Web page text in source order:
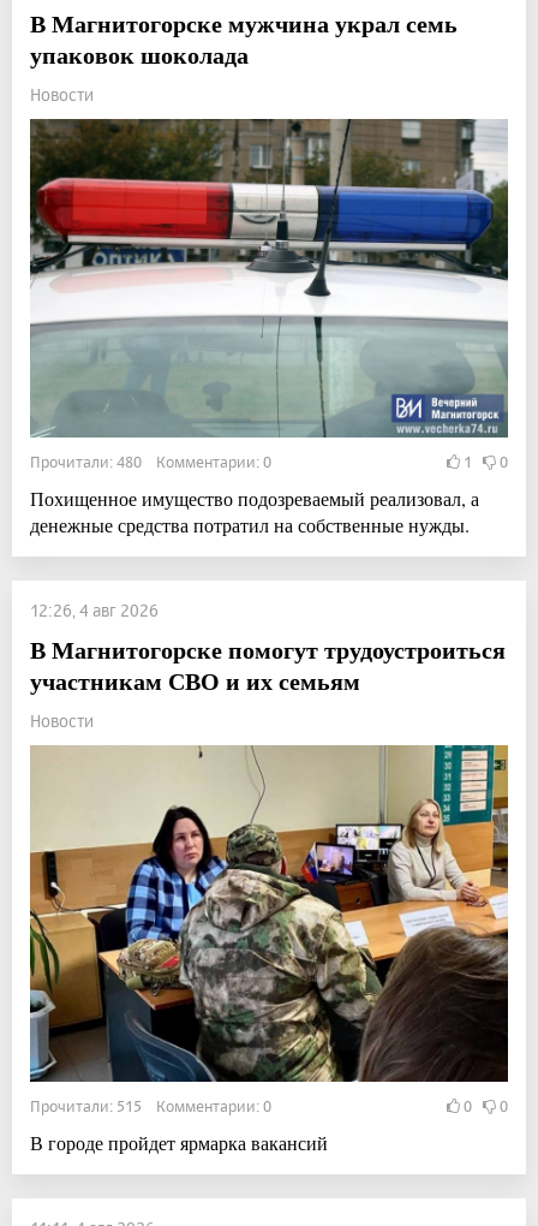
В Магнитогорске мужчина украл семь
упаковок шоколада
Новости
Прочитали: 480 Комментарии: 0 1 0
Похищенное имущество подозреваемый реализовал, а
денежные средства потратил на собственные нужды.
12:26, 4 авг 2026
В Магнитогорске помогут трудоустроиться
участникам СВО и их семьям
Новости
Прочитали: 515 Комментарии: 0 0 0
В городе пройдет ярмарка вакансий